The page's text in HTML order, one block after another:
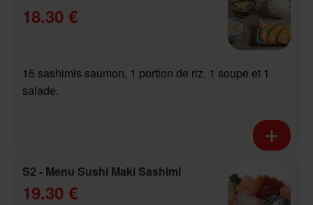
18.30 €
15 sashimis saumon, 1 portion de riz, 1 soupe et 1
salade.
S2 - Menu Sushi Maki Sashimi
19.30 €